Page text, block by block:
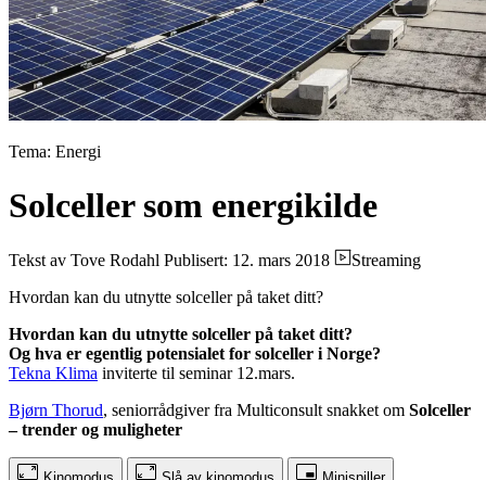
Tema: Energi
Solceller som energikilde
Tekst av Tove Rodahl Publisert: 12. mars 2018
Streaming
Hvordan kan du utnytte solceller på taket ditt?
Hvordan kan du utnytte solceller på taket ditt?
Og hva er egentlig potensialet for solceller i Norge?
Tekna Klima inviterte til seminar 12.mars.
Bjørn Thorud, seniorrådgiver fra Multiconsult snakket om Solceller
– trender og muligheter